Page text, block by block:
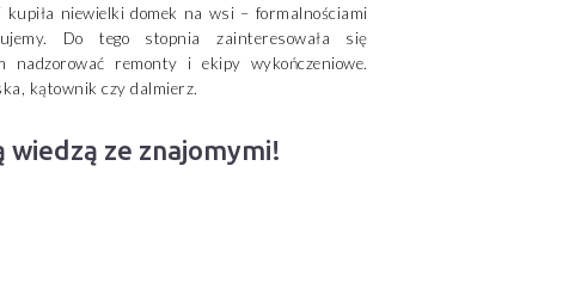
kupiła niewielki domek na wsi – formalnościami
Do tego stopnia zainteresowała się
remonty i ekipy wykończeniowe.
kątownik czy dalmierz.
wiedzą ze znajomymi!